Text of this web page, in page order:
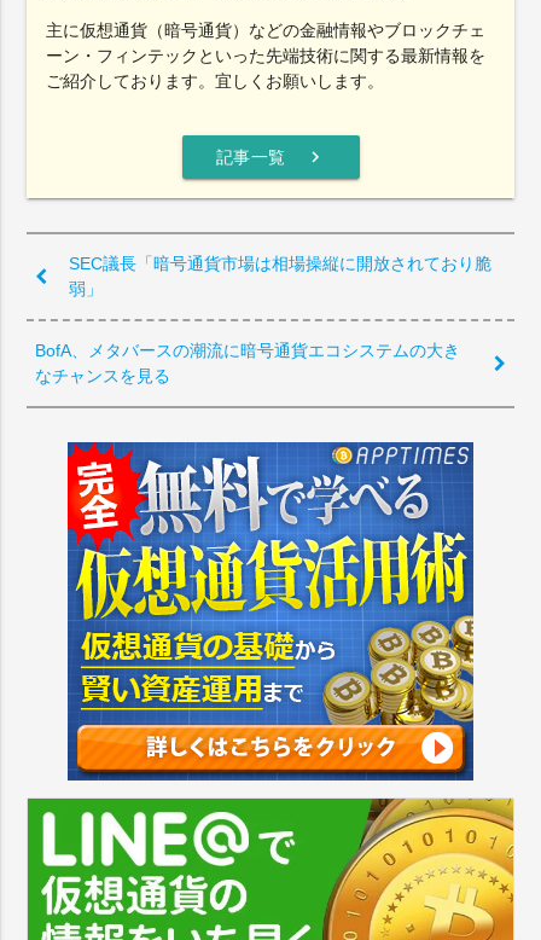
主に仮想通貨（暗号通貨）などの金融情報やブロックチェ
ーン・フィンテックといった先端技術に関する最新情報を
ご紹介しております。宜しくお願いします。
記事一覧 chevron_right
SEC議長「暗号通貨市場は相場操縦に開放されており脆
弱」
BofA、メタバースの潮流に暗号通貨エコシステムの大き
なチャンスを見る